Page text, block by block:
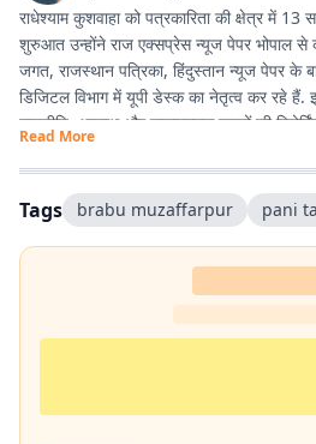
राधेश्याम कुशवाहा को पत्रकारिता की क्षेत्र में
शुरुआत उन्होंने राज एक्सप्रेस न्यूज पेपर भोपाल
जगत, राजस्थान पत्रिका, हिंदुस्तान न्यूज पेपर के
डिजिटल विभाग में यूपी डेस्क का नेतृत्व कर रहे हैं.
राजनीति, अपराध और सकारात्मक खबरों की
Read More
Tags brabu muzaffarpur pani